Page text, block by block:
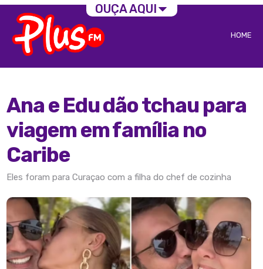
HOME
Ana e Edu dão tchau para
viagem em família no
Caribe
Eles foram para Curaçao com a filha do chef de cozinha
OUÇA AQUI